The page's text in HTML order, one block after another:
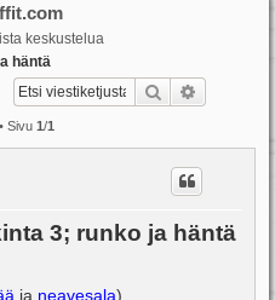
keskustelua
häntä
Etsi
Sivu 1/1
3; runko ja häntä
ja neavesala)